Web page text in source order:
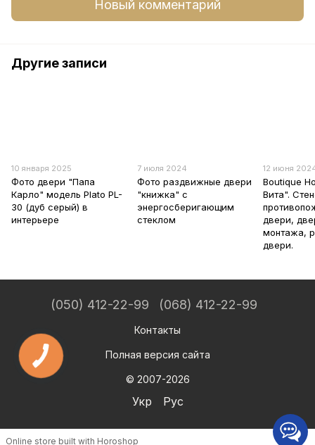
Новый комментарий
Другие записи
10 января 2025
Фото двери "Папа
Карло" модель Plato PL-
30 (дуб серый) в
интерьере
7 июля 2024
Фото раздвижные двери
"книжка" с
энергосберигающим
стеклом
12 июня
Boutique
Вита".
двери,
монтажа,
двери.
(050) 412-22-99 (068) 412-22-99
Контакты
Полная версия сайта
© 2007-2026
Укр Рус
Online store built with Horoshop